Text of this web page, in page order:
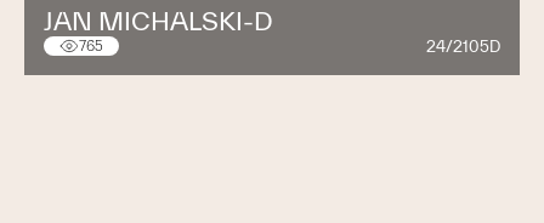
JAN MICHALSKI-D
765 24/2105D